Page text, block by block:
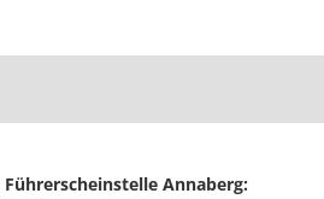
Führerscheinstelle Annaberg: